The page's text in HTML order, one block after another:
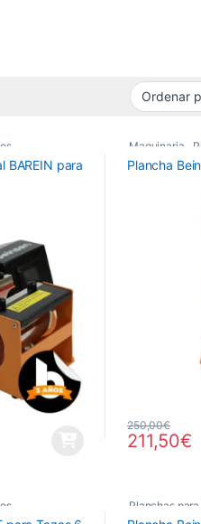
BAREIN para
Maquinaria
Planchas
Plancha
211,50€
250,00€
Planchas